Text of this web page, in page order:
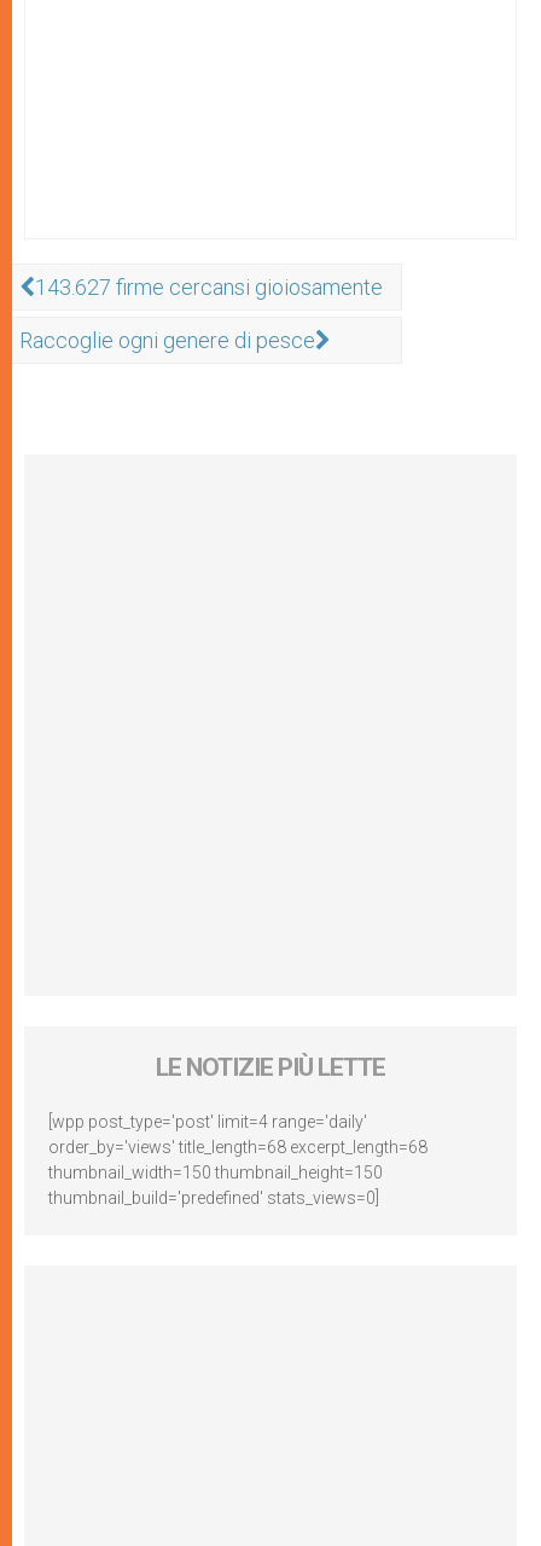
143.627 firme cercansi gioiosamente
Raccoglie ogni genere di pesce
LE NOTIZIE PIÙ LETTE
[wpp post_type='post' limit=4 range='daily'
order_by='views' title_length=68 excerpt_length=68
thumbnail_width=150 thumbnail_height=150
thumbnail_build='predefined' stats_views=0]